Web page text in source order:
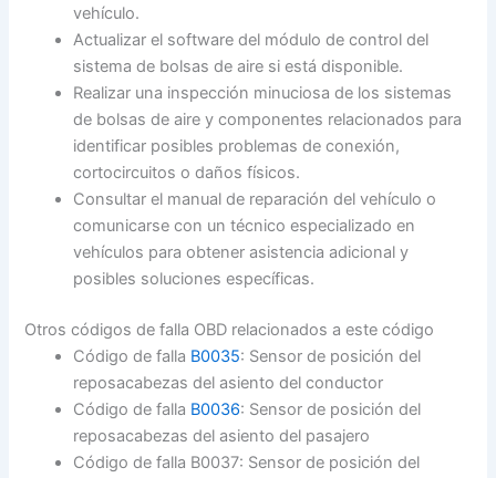
vehículo.
Actualizar el software del módulo de control del
sistema de bolsas de aire si está disponible.
Realizar una inspección minuciosa de los sistemas
de bolsas de aire y componentes relacionados para
identificar posibles problemas de conexión,
cortocircuitos o daños físicos.
Consultar el manual de reparación del vehículo o
comunicarse con un técnico especializado en
vehículos para obtener asistencia adicional y
posibles soluciones específicas.
Otros códigos de falla OBD relacionados a este código
Código de falla B0035: Sensor de posición del
reposacabezas del asiento del conductor
Código de falla B0036: Sensor de posición del
reposacabezas del asiento del pasajero
Código de falla B0037: Sensor de posición del